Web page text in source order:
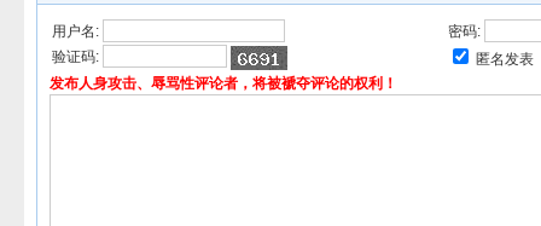
用户名:
密码:
验证码:
匿名发表
发布人身攻击、辱骂性评论者，将被褫夺评论的权利！